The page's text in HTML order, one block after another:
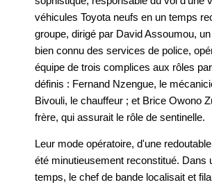
véhicules Toyota neufs en un temps
groupe, dirigé par David Assoumou,
bien connu des services de police,
équipe de trois complices aux rôles
définis : Fernand Nzengue, le
Bivouli, le chauffeur ; et Brice Owono
frère, qui assurait le rôle de sentinelle.
Leur mode opératoire, d'une
été minutieusement reconstitué. Dans
temps, le chef de bande localisait et